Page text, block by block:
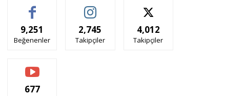
9,251
Beğenenler
2,745
Takipçiler
4,012
Takipçiler
677